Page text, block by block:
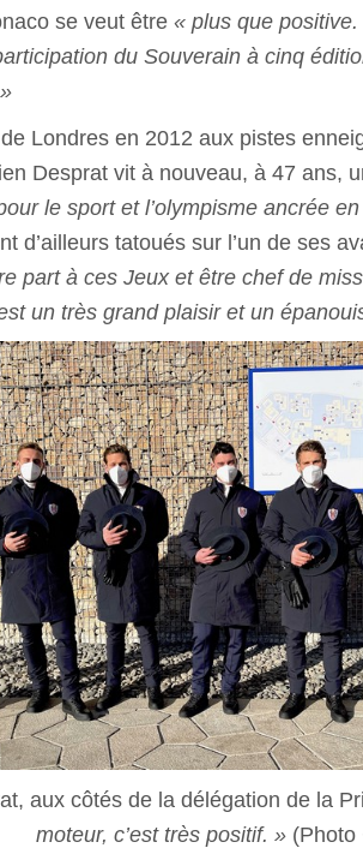
se veut être « plus que
du Souverain à cinq
de Londres en 2012 aux pistes
Desprat vit à nouveau, à 47 ans,
le sport et l’olympisme ancrée
d’ailleurs tatoués sur l’un de ses
part à ces Jeux et être chef de
un très grand plaisir et un
aux côtés de la délégation de la
moteur, c’est très positif. » (Photo